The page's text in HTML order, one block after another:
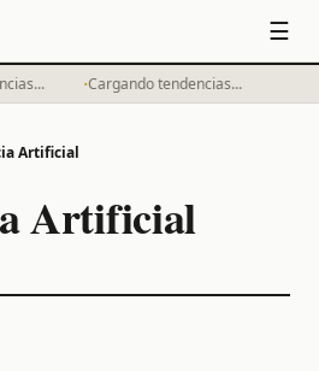
☰
·Cargando tendencias...
Artificial
Artificial